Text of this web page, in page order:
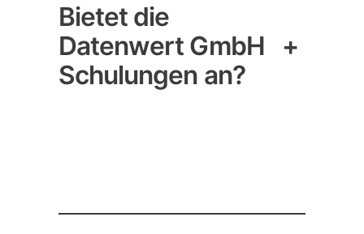
Bietet die
Datenwert GmbH
Schulungen an?
+